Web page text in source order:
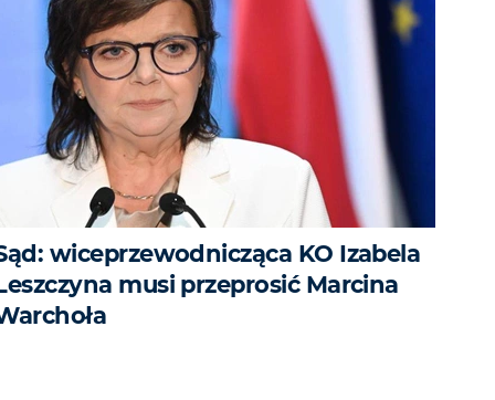
wiceprzewodnicząca KO Izabela
musi przeprosić Marcina